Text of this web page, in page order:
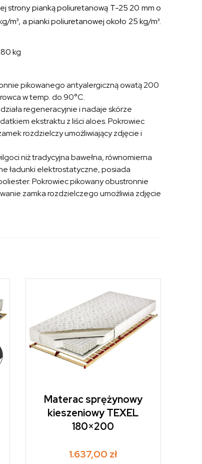
strony pianką poliuretanową T-25 20 mm o
m³, a pianki poliuretanowej około 25 kg/m³.
kg
pikowanego antyalergiczną owatą 200
w temp. do 90°C.
regeneracyjnie i nadaje skórze
ekstraktu z liści aloes. Pokrowiec
rozdzielczy umożliwiający zdjęcie i
niż tradycyjna bawełna, równomierna
ładunki elektrostatyczne, posiada
Pokrowiec pikowany obustronnie
zamka rozdzielczego umożliwia zdjęcie
Materac sprężynowy
kieszeniowy TEXEL
180×200
1.637,00 zł